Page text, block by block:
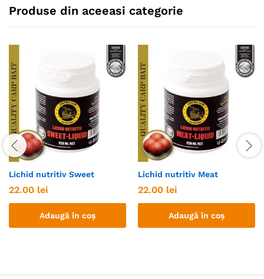
Produse din aceeasi categorie
Lichid nutritiv Sweet
22.00 lei
Adaugă în coș
Lichid nutritiv Meat
22.00 lei
Adaugă în coș